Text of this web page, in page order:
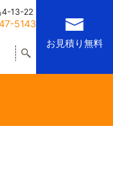
4-13-22
5143
お見積り無料